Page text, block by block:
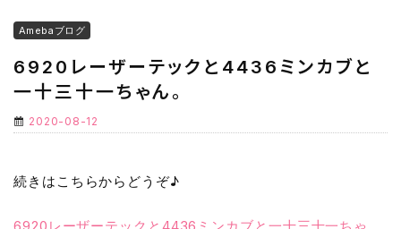
Amebaブログ
6920レーザーテックと4436ミンカブと
一十三十一ちゃん。
2020-08-12
続きはこちらからどうぞ♪